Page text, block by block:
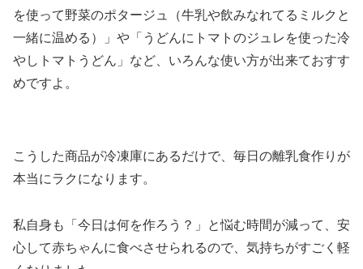
を使って野菜のポタージュ（牛乳や飲みなれてるミルクと
一緒に温める）」や「うどんにトマトのジュレを使った冷
やしトマトうどん」など、いろんな使い方が出来ておすす
めですよ。
こうした商品が冷凍庫にあるだけで、毎日の離乳食作りが
本当にラクになります。
私自身も「今日は何を作ろう？」と悩む時間が減って、安
心して赤ちゃんに食べさせられるので、気持ちがすごく軽